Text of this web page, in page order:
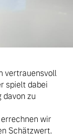
vertrauensvoll
spielt dabei
davon zu
wir
Schätzwert.